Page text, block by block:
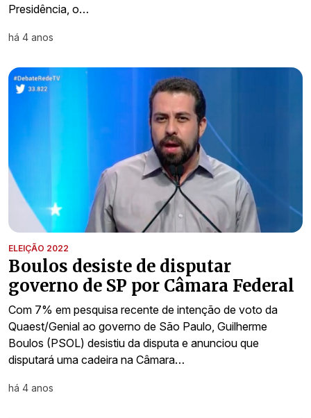
Presidência, o…
há 4 anos
ELEIÇÃO 2022
Boulos desiste de disputar
governo de SP por Câmara Federal
Com 7% em pesquisa recente de intenção de voto da
Quaest/Genial ao governo de São Paulo, Guilherme
Boulos (PSOL) desistiu da disputa e anunciou que
disputará uma cadeira na Câmara…
há 4 anos